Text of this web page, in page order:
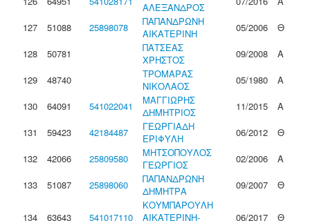
ΑΛΕΞΑΝΔΡΟΣ
127
51088 25898078
ΠΑΠΑΝΔΡΩΝΗ
ΑΙΚΑΤΕΡΙΝΗ
05/2006
Θ
128
50781
ΠΑΤΣΕΑΣ
ΧΡΗΣΤΟΣ
09/2008
Α
129
48740
ΤΡΟΜΑΡΑΣ
ΝΙΚΟΛΑΟΣ
05/1980
Α
130
64091 541022041
ΜΑΓΓΙΩΡΗΣ
ΔΗΜΗΤΡΙΟΣ
11/2015
Α
131
59423 42184487
ΓΕΩΡΓΙΑΔΗ
ΕΡΙΦΥΛΗ
06/2012
Θ
132
42066 25809580
ΜΗΤΣΟΠΟΥΛΟΣ
ΓΕΩΡΓΙΟΣ
02/2006
Α
133
51087 25898060
ΠΑΠΑΝΔΡΩΝΗ
ΔΗΜΗΤΡΑ
09/2007 Θ
134 63643 541017110
ΚΟΥΜΠΑΡΟΥΛΗ
ΑΙΚΑΤΕΡΙΝΗ-
06/2017 Θ